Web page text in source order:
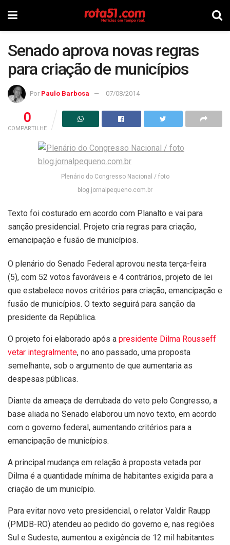
Senado aprova novas regras
para criação de municípios
Por Paulo Barbosa 07/08/2014
0
COMPARTILHE
Plenário do Congresso Nacional / foto
blog.jornalpequeno.com.br
Texto foi costurado em acordo com Planalto e vai para
sanção presidencial. Projeto cria regras para criação,
emancipação e fusão de municípios.
O plenário do Senado Federal aprovou nesta terça-feira
(5), com 52 votos favoráveis e 4 contrários, projeto de lei
que estabelece novos critérios para criação, emancipação e
fusão de municípios. O texto seguirá para sanção da
presidente da República.
O projeto foi elaborado após a presidente Dilma Rousseff
vetar integralmente, no ano passado, uma proposta
semelhante, sob o argumento de que aumentaria as
despesas públicas.
Diante da ameaça de derrubada do veto pelo Congresso, a
base aliada no Senado elaborou um novo texto, em acordo
com o governo federal, aumentando critérios para a
emancipação de municípios.
A principal mudança em relação à proposta vetada por
Dilma é a quantidade mínima de habitantes exigida para a
criação de um município.
Para evitar novo veto presidencial, o relator Valdir Raupp
(PMDB-RO) atendeu ao pedido do governo e, nas regiões
Sul e Sudeste, aumentou a exigência de 12 mil habitantes